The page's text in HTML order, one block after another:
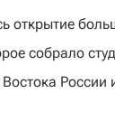
открытие
собрало
России